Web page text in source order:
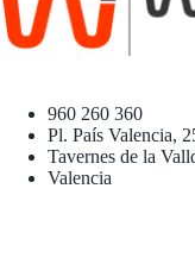
960 260 360
Pl. País Valencia,
Tavernes de la
Valencia